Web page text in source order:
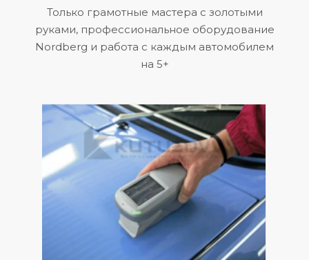
Только грамотные мастера с золотыми
руками, профессиональное оборудование
Nordberg и работа с каждым автомобилем
на 5+